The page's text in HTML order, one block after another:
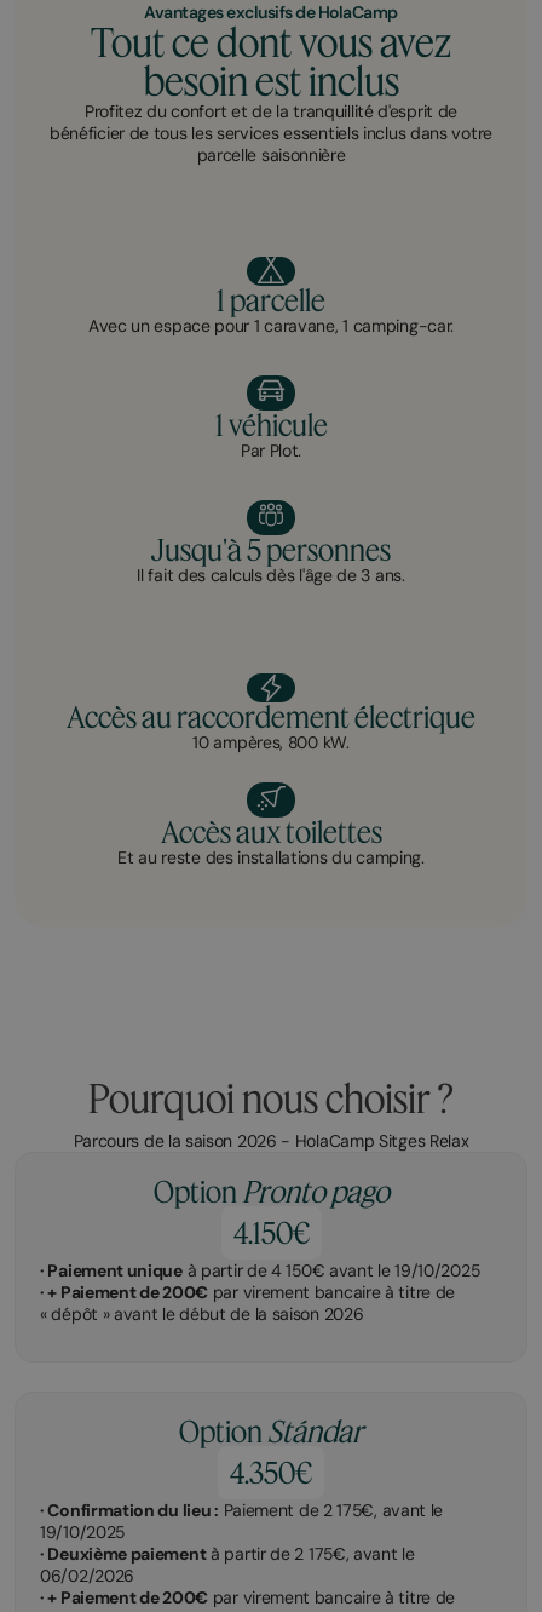
Avantages exclusifs de HolaCamp
Tout ce dont vous avez
besoin est inclus
Profitez du confort et de la tranquillité d'esprit de
bénéficier de tous les services essentiels inclus dans votre
parcelle saisonnière
1 parcelle
Avec un espace pour 1 caravane, 1 camping-car.
1 véhicule
Par Plot.
Jusqu'à 5 personnes
Il fait des calculs dès l'âge de 3 ans.
Accès au raccordement électrique
10 ampères, 800 kW.
Accès aux toilettes
Et au reste des installations du camping.
Pourquoi nous choisir ?
Parcours de la saison 2026 - HolaCamp Sitges Relax
Option Pronto pago
4.150€
· Paiement uniqueà partir de 4 150€ avant le 19/10/2025
· + Paiement de 200€ par virement bancaire à titre de
« dépôt » avant le début de la saison 2026
Option Stándar
4.350€
· Confirmation du lieu : Paiement de 2 175€, avant le
19/10/2025
· Deuxième paiementà partir de 2 175€, avant le
06/02/2026
· + Paiement de 200€ par virement bancaire à titre de